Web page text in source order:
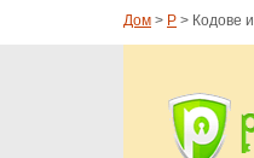
Дом > P > Кодове